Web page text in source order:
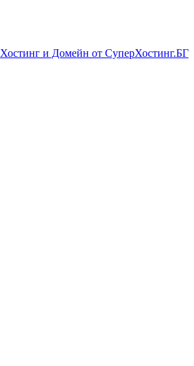
Хостинг и Домейн от СуперХостинг.БГ